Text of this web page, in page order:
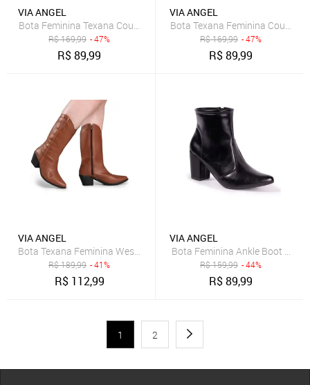
VIA ANGEL
Bota Feminina Texana Country Bordada Salto Grosso Via Angel
R$169,99 - 47%
R$89,99
VIA ANGEL
Bota Texana Feminina Country
R$169,99 - 47%
R$89,99
VIA ANGEL
R$189,99 - 41%
R$ 112,99
VIA ANGEL
Bota Feminina Ankle Boot
R$159,99 - 44%
R$89,99
1 2